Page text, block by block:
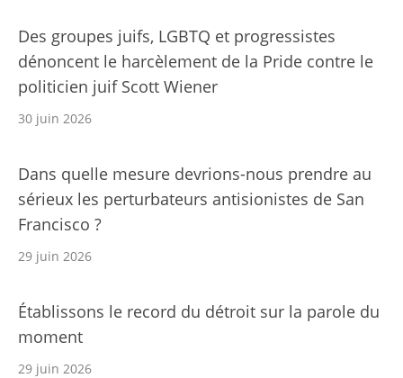
Des groupes juifs, LGBTQ et progressistes
dénoncent le harcèlement de la Pride contre le
politicien juif Scott Wiener
30 juin 2026
Dans quelle mesure devrions-nous prendre au
sérieux les perturbateurs antisionistes de San
Francisco ?
29 juin 2026
Établissons le record du détroit sur la parole du
moment
29 juin 2026